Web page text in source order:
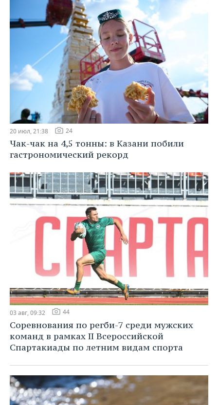
20 июл, 21:38 24
Чак-чак на 4,5 тонны: в Казани побили
гастрономический рекорд
03 авг, 09:32 44
Соревнования по регби-7 среди мужских
команд в рамках II Всероссийской
Спартакиады по летним видам спорта